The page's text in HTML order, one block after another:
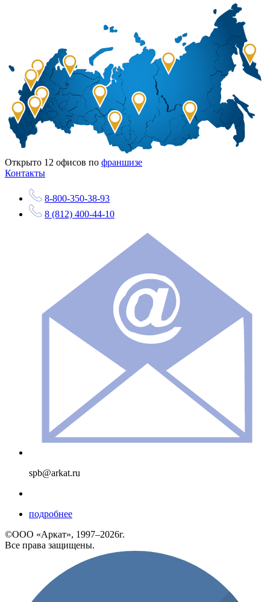
Открыто 12 офисов по франшизе
Контакты
8-800-350-38-93
8 (812) 400-44-10
spb@arkat.ru
подробнее
©ООО «Аркат», 1997–2026г.
Все права защищены.